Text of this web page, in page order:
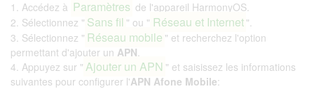
1. Accédez à Paramètres de l'appareil HarmonyOS.
2. Sélectionnez " Sans fil " ou " Réseau et Internet ".
3. Sélectionnez " Réseau mobile " et recherchez l'option
permettant d'ajouter un APN.
4. Appuyez sur " Ajouter un APN " et saisissez les informations
suivantes pour configurer l'APN Afone Mobile: